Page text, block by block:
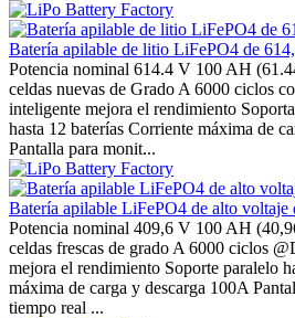
Batería apilable de litio LiFePO4 de
Potencia nominal 614.4 V 100 AH
celdas nuevas de Grado A 6000 ciclos
inteligente mejora el rendimiento
hasta 12 baterías Corriente máxima de
Pantalla para monit...
Batería apilable LiFePO4 de alto
Potencia nominal 409,6 V 100 AH
celdas frescas de grado A 6000 ciclos
mejora el rendimiento Soporte paralelo
máxima de carga y descarga 100A
tiempo real ...